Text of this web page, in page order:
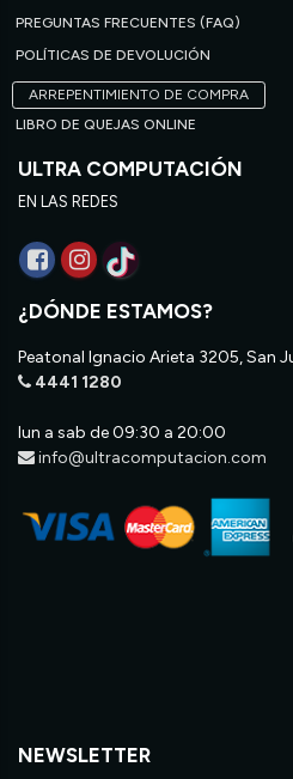
PREGUNTAS FRECUENTES (FAQ)
POLÍTICAS DE DEVOLUCIÓN
ARREPENTIMIENTO DE COMPRA
LIBRO DE QUEJAS ONLINE
ULTRA COMPUTACIÓN
EN LAS REDES
¿DÓNDE ESTAMOS?
Peatonal Ignacio Arieta 3205, San
4441 1280
lun a sab de 09:30 a 20:00
info@ultracomputacion.com
NEWSLETTER